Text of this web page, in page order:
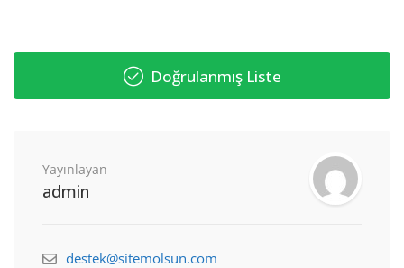
Doğrulanmış Liste
Yayınlayan
admin
destek@sitemolsun.com